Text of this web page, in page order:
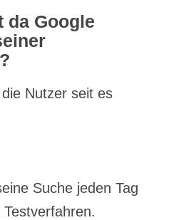
da Google
Nutzer seit es
Suche jeden Tag